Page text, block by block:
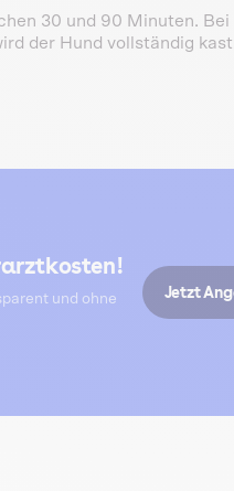
30 und 90 Minuten.
der Hund vollständig
und ohne
Jetzt